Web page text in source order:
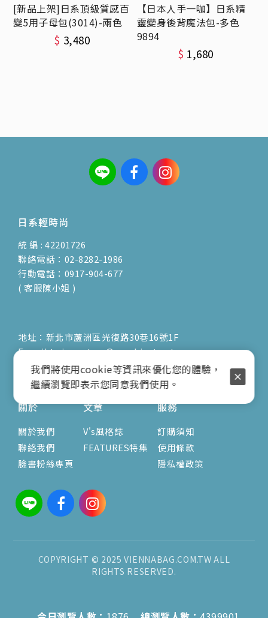
[新品上架]日系頂級質感百
變5用子母包(3014)-兩色
$ 3,480
【日本人手一咖】日系精
靈變身後背魔法包-多色
9894
$ 1,680
日系輕時尚
統 編 : 42201726
聯絡電話：02-8282-1986
行動電話：0917-904-677
( 客服陳小姐 )
地址：新北市蘆洲區光復路30巷16號1F
E-mail：vienna.twn@msa.hinet.net
營業時間：9:00am-17:00pm
( 公休日詳見臉書粉專置頂文 )
關於
關於我們
聯絡我們
臉書粉絲專頁
文章
V's風格誌
FEATURES特集
服務
訂購須知
使用條款
隱私權政策
COPYRIGHT © 2025 VIENNABAG.COM.TW ALL
RIGHTS RESERVED.
我們將使用cookie等資訊來優化您的體驗，
繼續瀏覽即表示您同意我們使用。